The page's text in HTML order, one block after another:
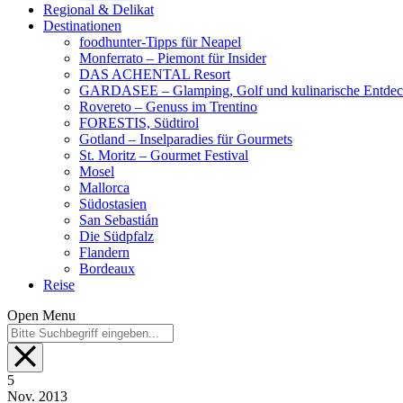
Regional & Delikat
Destinationen
foodhunter-Tipps für Neapel
Monferrato – Piemont für Insider
DAS ACHENTAL Resort
GARDASEE – Glamping, Golf und kulinarische
Rovereto – Genuss im Trentino
FORESTIS, Südtirol
Gotland – Inselparadies für Gourmets
St. Moritz – Gourmet Festival
Mosel
Mallorca
Südostasien
San Sebastián
Die Südpfalz
Flandern
Bordeaux
Reise
Open Menu
5
Nov. 2013